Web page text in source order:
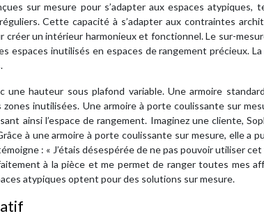
sur mesure pour s’adapter aux espaces atypiques,
Cette capacité à s’adapter aux contraintes
créer un intérieur harmonieux et fonctionnel. Le sur-
espaces inutilisés en espaces de rangement précieux.
une hauteur sous plafond variable. Une armoire
inutilisées. Une armoire à porte coulissante sur
ainsi l’espace de rangement. Imaginez une cliente,
à une armoire à porte coulissante sur mesure, elle a
: « J’étais désespérée de ne pas pouvoir utiliser cet
à la pièce et me permet de ranger toutes mes
atypiques optent pour des solutions sur mesure.